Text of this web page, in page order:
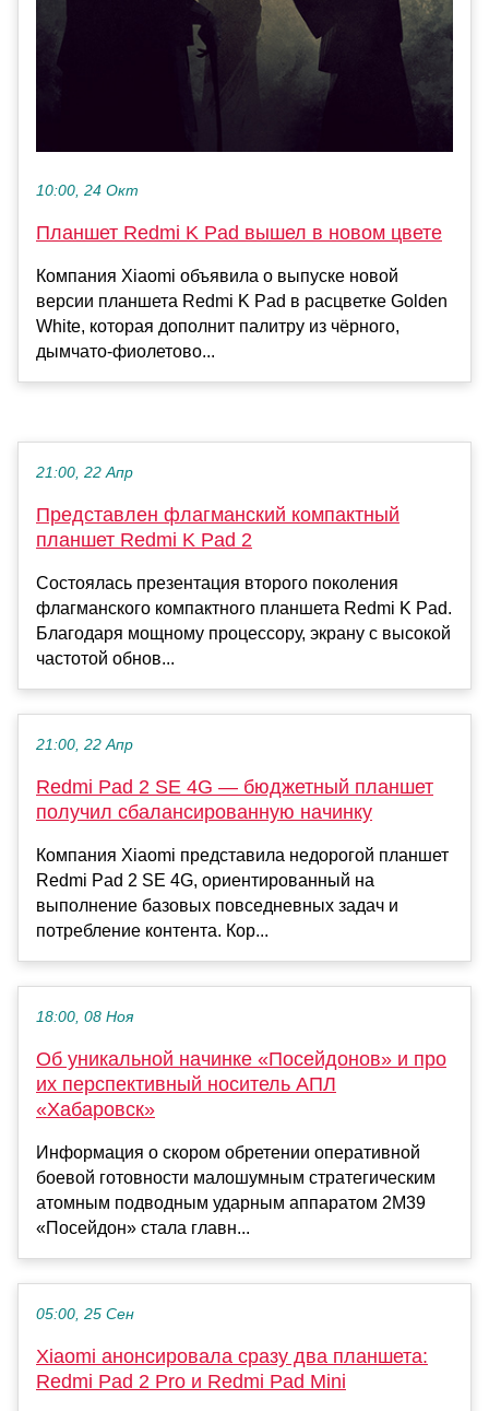
10:00, 24 Окт
Планшет Redmi K Pad вышел в новом цвете
Компания Xiaomi объявила о выпуске новой
версии планшета Redmi K Pad в расцветке Golden
White, которая дополнит палитру из чёрного,
дымчато-фиолетово...
21:00, 22 Апр
Представлен флагманский компактный
планшет Redmi K Pad 2
Состоялась презентация второго поколения
флагманского компактного планшета Redmi K Pad.
Благодаря мощному процессору, экрану с высокой
частотой обнов...
21:00, 22 Апр
Redmi Pad 2 SE 4G — бюджетный планшет
получил сбалансированную начинку
Компания Xiaomi представила недорогой планшет
Redmi Pad 2 SE 4G, ориентированный на
выполнение базовых повседневных задач и
потребление контента. Кор...
18:00, 08 Ноя
Об уникальной начинке «Посейдонов» и про
их перспективный носитель АПЛ
«Хабаровск»
Информация о скором обретении оперативной
боевой готовности малошумным стратегическим
атомным подводным ударным аппаратом 2М39
«Посейдон» стала главн...
05:00, 25 Сен
Xiaomi анонсировала сразу два планшета:
Redmi Pad 2 Pro и Redmi Pad Mini